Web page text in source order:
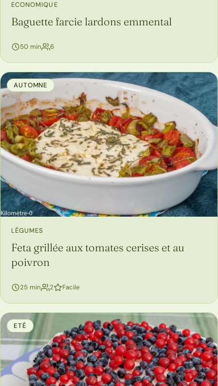
ECONOMIQUE
Baguette farcie lardons emmental
50 min 6personnes
AUTOMNE
LÉGUMES
Feta grillée aux tomates cerises et au
poivron
25 min 2personnes
Facile
ETÉ